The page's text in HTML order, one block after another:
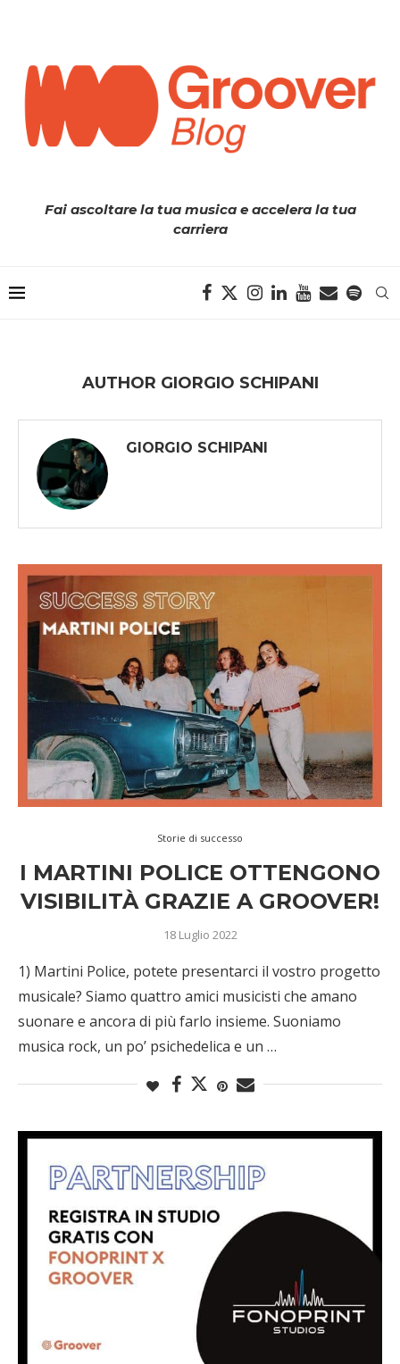
Fai ascoltare la tua musica e accelera la tua
carriera
AUTHOR GIORGIO SCHIPANI
GIORGIO SCHIPANI
Storie di successo
I MARTINI POLICE OTTENGONO
VISIBILITÀ GRAZIE A GROOVER!
18 Luglio 2022
1) Martini Police, potete presentarci il vostro progetto
musicale? Siamo quattro amici musicisti che amano
suonare e ancora di più farlo insieme. Suoniamo
musica rock, un po’ psichedelica e un …